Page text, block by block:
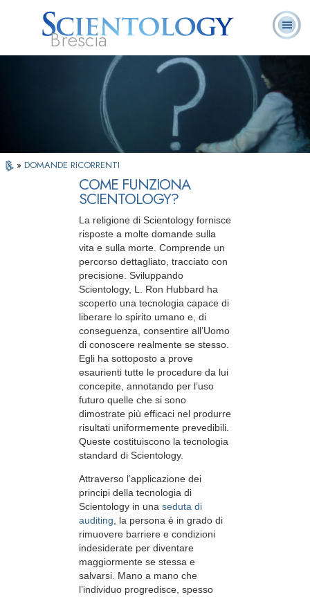
Brescia
Che cos’è
Scientology?
Ministri
Volontari
Domande
ricorrenti
» DOMANDE RICORRENTI
COME FUNZIONA
SCIENTOLOGY?
La religione di Scientology fornisce
risposte a molte domande sulla
vita e sulla morte. Comprende un
percorso dettagliato, tracciato con
precisione. Sviluppando
Scientology, L. Ron Hubbard ha
scoperto una tecnologia capace di
liberare lo spirito umano e, di
conseguenza, consentire all’Uomo
di conoscere realmente se stesso.
Egli ha sottoposto a prove
esaurienti tutte le procedure da lui
concepite, annotando per l’uso
futuro quelle che si sono
dimostrate più efficaci nel produrre
risultati uniformemente prevedibili.
Queste costituiscono la tecnologia
standard di Scientology.
Attraverso l’applicazione dei
principi della tecnologia di
Scientology in una seduta di
auditing, la persona è in grado di
rimuovere barriere e condizioni
indesiderate per diventare
maggiormente se stessa e
salvarsi. Mano a mano che
l’individuo progredisce, spesso